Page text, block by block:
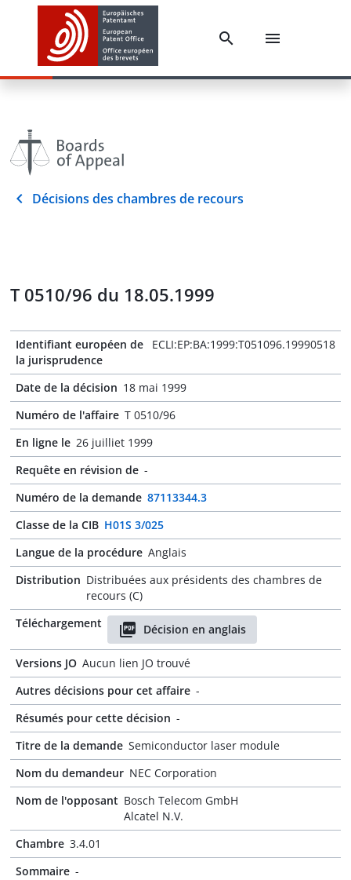
Décisions des chambres de recours
T 0510/96 du 18.05.1999
Identifiant européen de
la jurisprudence
ECLI:EP:BA:1999:T051096.19990518
Date de la décision 18 mai 1999
Numéro de l'affaire T 0510/96
En ligne le 26 juilliet 1999
Requête en révision de -
Numéro de la demande 87113344.3
Classe de la CIB H01S 3/025
Langue de la procédure Anglais
Distribution Distribuées aux présidents des chambres de
recours (C)
Téléchargement
Décision en anglais
Versions JO Aucun lien JO trouvé
Autres décisions pour cet affaire -
Résumés pour cette décision -
Titre de la demande Semiconductor laser module
Nom du demandeur NEC Corporation
Nom de l'opposant Bosch Telecom GmbH
Alcatel N.V.
Chambre 3.4.01
Sommaire -